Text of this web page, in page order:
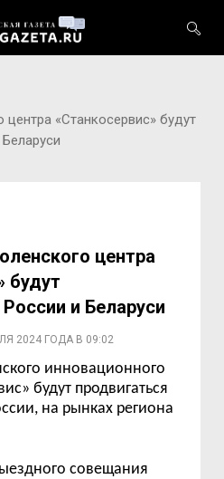
«Станкосервис» будут
центра
будут
и Беларуси
2024 ГОДА В 09:02
инновационного
» будут продвигаться
на рынках региона
совещания